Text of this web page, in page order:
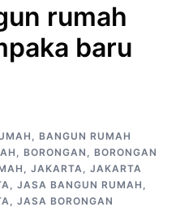
rumah
baru
, BANGUN RUMAH
, BORONGAN , BORONGAN
, JAKARTA, JAKARTA
, JASA BANGUN RUMAH ,
, JASA BORONGAN